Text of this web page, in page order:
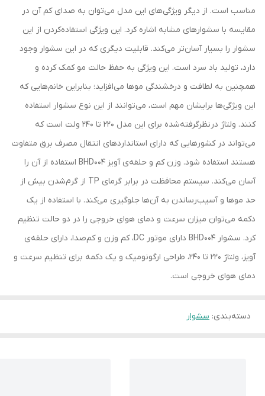
مناسب است. از دیگر ویژگی‌های این مدل می‌توان به صدای کم آن در
مقایسه با سشوارهای مشابه اشاره کرد. این ویژگی استفاده‌کردن از این
سشوار را بسیار آسان‌تر می‌کند. قابلیت دیگری که در این سشوار وجود
دارد، تولید باد سرد است. این ویژگی به حفظ حالت مو کمک کرده و
همچنین به لطافت و درخشندگی موها می‌افزاید؛ بنابراین خانم‌هایی که
این ویژگی‌ها برایشان مهم است، می‌توانند از این نوع سشوار استفاده
کنند. ولتاژ درنظرگرفته‌شده برای این مدل 220 تا 240 ولت است که
می‌تواند در کشورهایی که دارای استانداردهای انتقال مصرف برق متفاوت
هستند استفاده شود. وزن کم و حلقه‌ی آویز BHD004 استفاده از آن را
آسان می‌کند. سیستم محافظت در برابر گرمای TP از گرم‌شدن بیش از
حد موها و آسیب‌رساندن به آن‌ها جلوگیری می‌کند. با استفاده از یک
دکمه می‌توان میزان سرعت و دمای هوای خروجی را در دو حالت تنظیم
کرد. سشوار BHD004 دارای موتور DC، کم وزن و کم‌صدا، دارای حلقه‌ی
آویز، ولتاژ 220 تا 240، طراحی ارگونومیک و یک دکمه برای تنظیم سرعت و
دمای هوای خروجی است.
دسته‌بندی: سشوار